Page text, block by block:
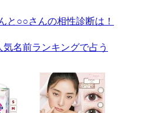
と○○さんの相性診断は！
気名前ランキングで占う